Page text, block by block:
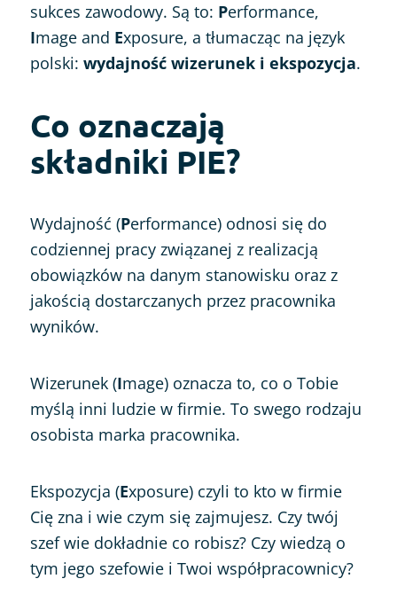
sukces zawodowy. Są to: Performance,
Image and Exposure, a tłumacząc na język
polski: wydajność wizerunek i ekspozycja.
Co oznaczają
składniki PIE?
Wydajność (Performance) odnosi się do
codziennej pracy związanej z realizacją
obowiązków na danym stanowisku oraz z
jakością dostarczanych przez pracownika
wyników.
Wizerunek (Image) oznacza to, co o Tobie
myślą inni ludzie w firmie. To swego rodzaju
osobista marka pracownika.
Ekspozycja (Exposure) czyli to kto w firmie
Cię zna i wie czym się zajmujesz. Czy twój
szef wie dokładnie co robisz? Czy wiedzą o
tym jego szefowie i Twoi współpracownicy?